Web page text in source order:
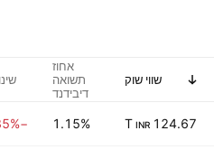
שווי שוק
אחוז
תשואה
דיבידנד
שצוין)
124.67 T
INR
1.15%
−0.85%